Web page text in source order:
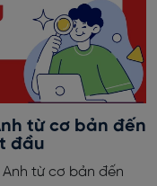
từ cơ bản đến
đầu
từ cơ bản đến